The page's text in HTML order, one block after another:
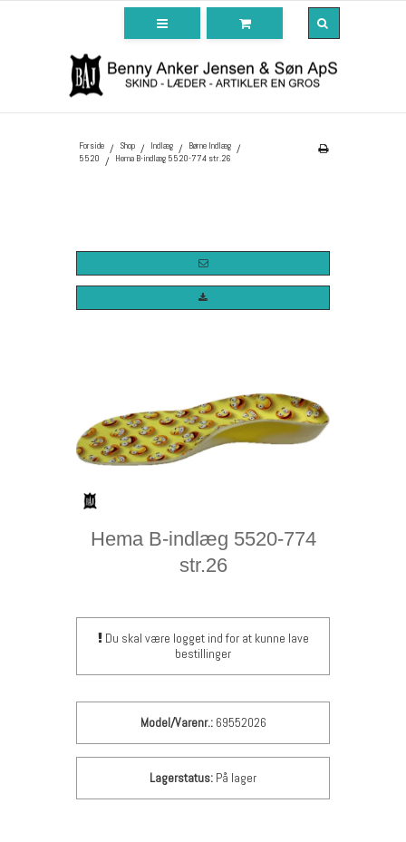
Forside / Shop / Indlæg / Børne Indlæg /
5520 / Hema B-indlæg 5520-774 str.26
Hema B-indlæg 5520-774
str.26
Du skal være logget ind for at kunne lave
bestillinger
Model/Varenr.: 69552026
Lagerstatus: På lager